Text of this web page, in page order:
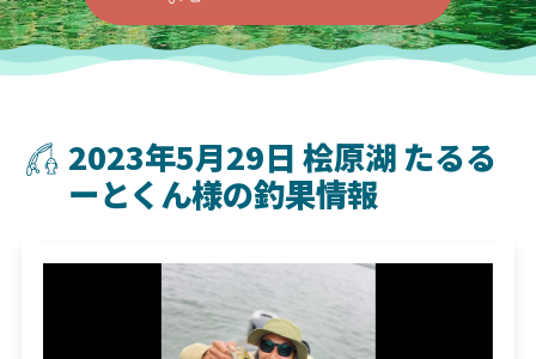
2023年5月29日 桧原湖 たるる
ーとくん様の釣果情報